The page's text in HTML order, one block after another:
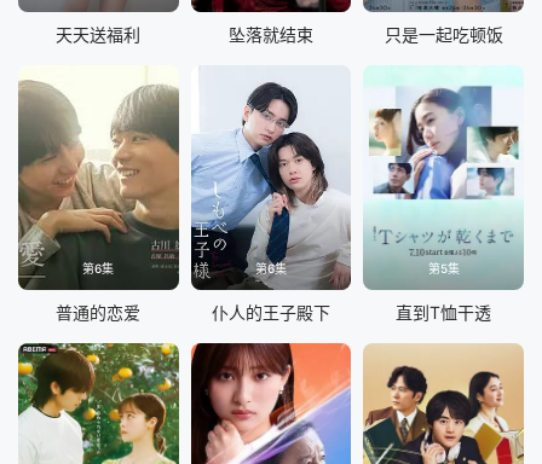
天天送福利 坠落就结束 只是一起吃顿饭
第6集
普通的恋爱
第6集
仆人的王子殿下
第5集
直到T恤干透